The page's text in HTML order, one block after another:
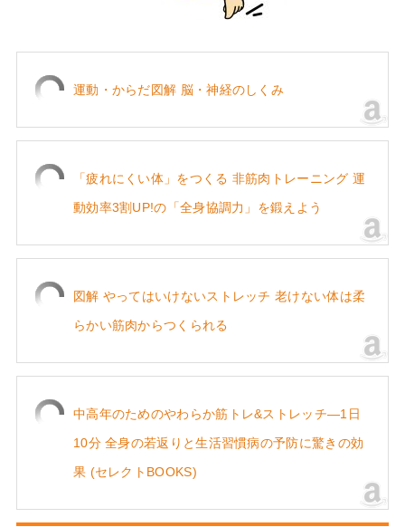
運動・からだ図解 脳・神経のしくみ
「疲れにくい体」をつくる 非筋肉トレーニング 運
動効率3割UP!の「全身協調力」を鍛えよう
図解 やってはいけないストレッチ 老けない体は柔
らかい筋肉からつくられる
中高年のためのやわらか筋トレ&ストレッチ―1日
10分 全身の若返りと生活習慣病の予防に驚きの効
果 (セレクトBOOKS)